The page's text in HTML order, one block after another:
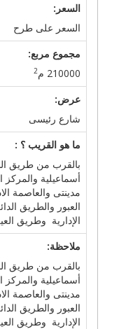
السعر:
السعر على طرح
مجموع مربع:
210000 م
2
عرض:
شارع رئيسى
ما هو القريب ؟ :
بالقرب من طريق
أسماعيلية
مدينتى والعاصمة
العبور والطريق
الإدارية وطريق
ملاحظة:
بالقرب من طريق
أسماعيلية
مدينتى والعاصمة
العبور والطريق
الإدارية وطريق